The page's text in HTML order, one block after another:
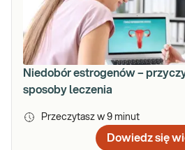
Niedobór estrogenów –
sposoby leczenia
Przeczytasz w 9 minut
Dowiedz się